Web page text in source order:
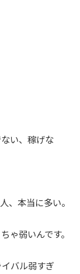
い、稼げな
、本当に多い。
ゃ弱いんです。
バル弱すぎ